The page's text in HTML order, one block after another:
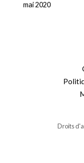
mai 2020
Droits